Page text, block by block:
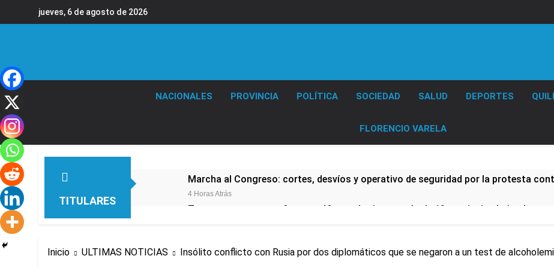
jueves, 6 de agosto de 2026
NACIONALES PROVINCIA POLÍTICA SOCIEDAD SALUD DEPORTES
FLORENCIO VARELA
TITULARES
Marcha al Congreso: cortes, desvíos y operativo de seguridad por la protesta
4 Horas Atrás
Tormentas severas y fuertes ráfagas de viento: más de 10 provincias bajo alerta
4 Horas Atrás
Inicio ULTIMAS NOTICIAS Insólito conflicto con Rusia por dos diplomáticos que se negaron a un test de